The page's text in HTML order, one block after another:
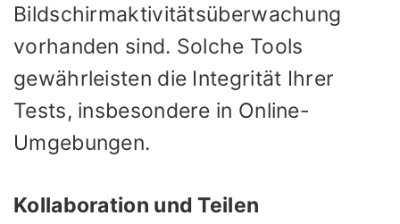
Bildschirmaktivitätsüberwachung
vorhanden sind. Solche Tools
gewährleisten die Integrität Ihrer
Tests, insbesondere in Online-
Umgebungen.
Kollaboration und Teilen